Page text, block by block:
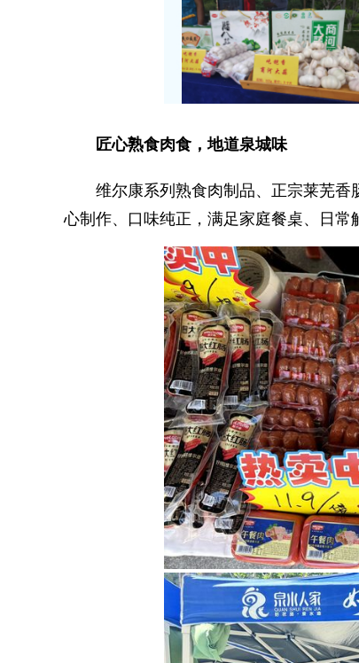
匠心熟食肉食，地道泉城味
维尔康系列熟食肉制品、正宗莱芜香
心制作、口味纯正，满足家庭餐桌、日常